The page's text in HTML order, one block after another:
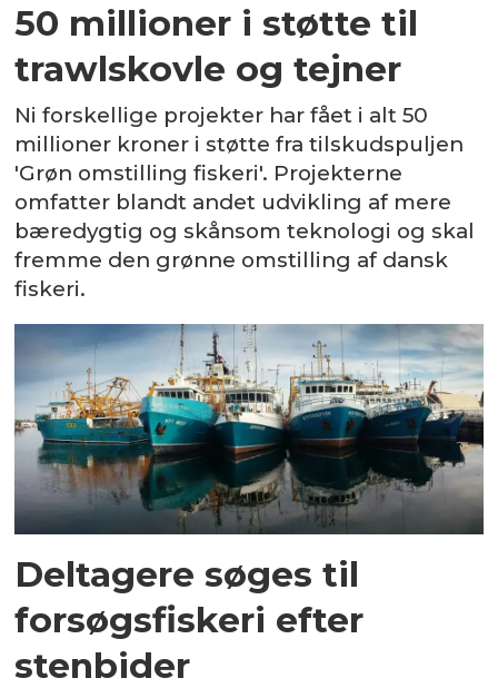
50 millioner i støtte til
trawlskovle og tejner
Ni forskellige projekter har fået i alt 50
millioner kroner i støtte fra tilskudspuljen
'Grøn omstilling fiskeri'. Projekterne
omfatter blandt andet udvikling af mere
bæredygtig og skånsom teknologi og skal
fremme den grønne omstilling af dansk
fiskeri.
Deltagere søges til
forsøgsfiskeri efter
stenbider